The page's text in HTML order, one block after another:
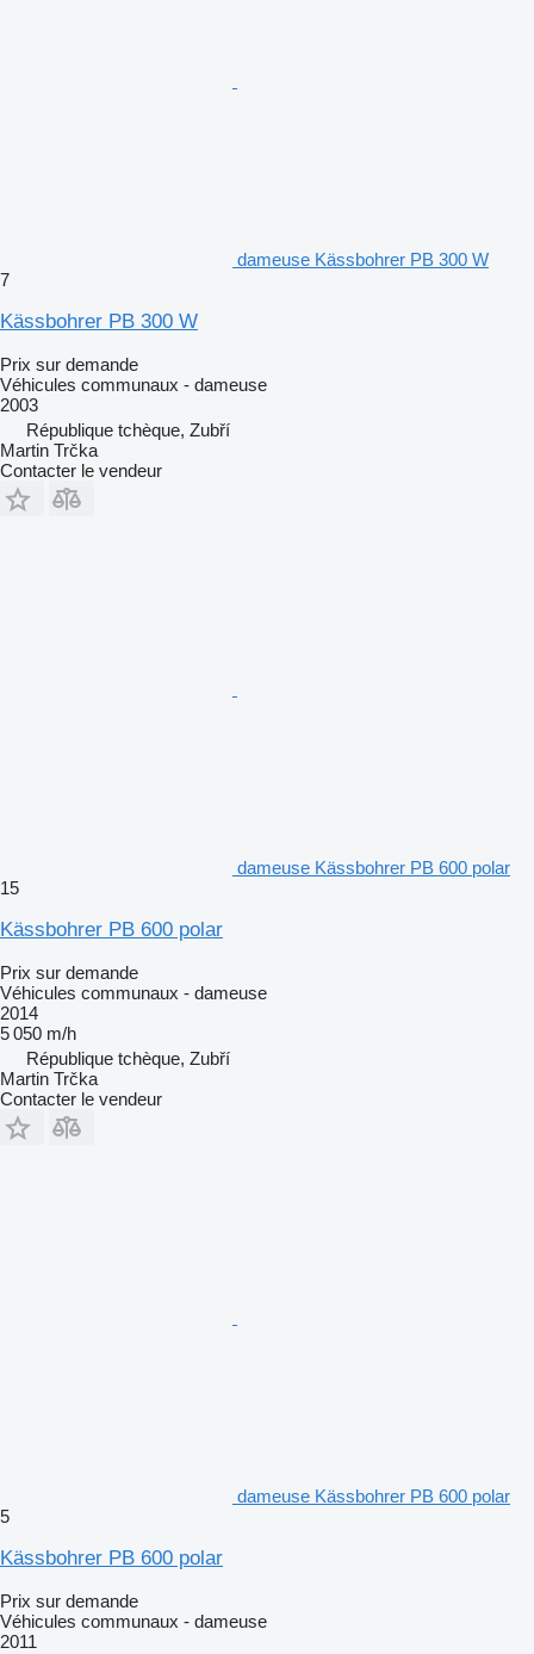
dameuse Kässbohrer PB 300 W
7
Kässbohrer PB 300 W
Prix sur demande
Véhicules communaux - dameuse
2003
République tchèque, Zubří
Martin Trčka
Contacter le vendeur
dameuse Kässbohrer PB 600 polar
15
Kässbohrer PB 600 polar
Prix sur demande
Véhicules communaux - dameuse
2014
5 050 m/h
République tchèque, Zubří
Martin Trčka
Contacter le vendeur
dameuse Kässbohrer PB 600 polar
5
Kässbohrer PB 600 polar
Prix sur demande
Véhicules communaux - dameuse
2011